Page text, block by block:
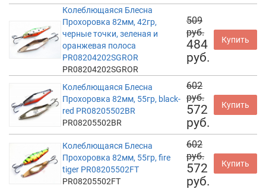
Колеблющаяся Блесна
Прохоровка 82мм, 42гр,
черные точки, зеленая и
оранжевая полоса
PR08204202SGROR
PR08204202SGROR
509
руб.
484
руб.
Купить
Колеблющаяся Блесна
Прохоровка 82мм, 55гр, black-
red PR08205502BR
PR08205502BR
602
руб.
572
руб.
Купить
Колеблющаяся Блесна
Прохоровка 82мм, 55гр, fire
tiger PR08205502FT
PR08205502FT
602
руб.
572
руб.
Купить